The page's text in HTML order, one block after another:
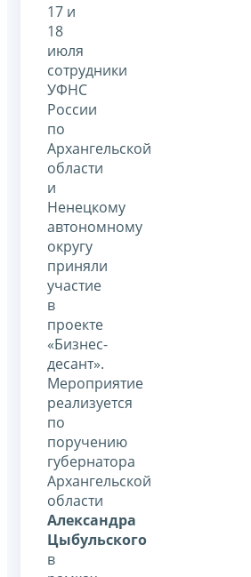
17 и
18
июля
сотрудники
УФНС
России
по
Архангельской
области
и
Ненецкому
автономному
округу
приняли
участие
в
проекте
«Бизнес-
десант».
Мероприятие
реализуется
по
поручению
губернатора
Архангельской
области
Александра
Цыбульского
в